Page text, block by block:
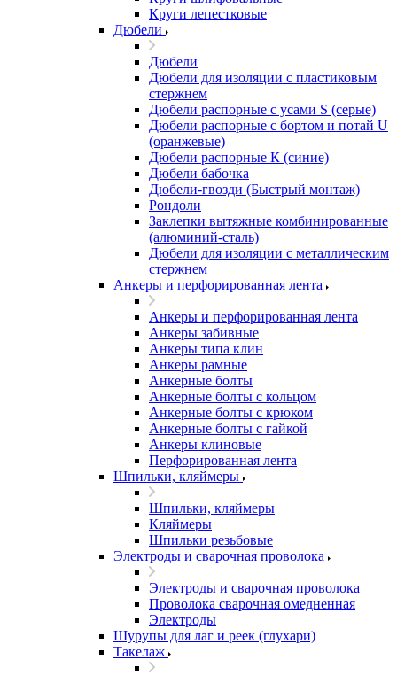
Круги лепестковые
Дюбели
Дюбели
Дюбели для изоляции с пластиковым
стержнем
Дюбели распорные с усами S (серые)
Дюбели распорные c бортом и потай U
(оранжевые)
Дюбели распорные К (синие)
Дюбели бабочка
Дюбели-гвозди (Быстрый монтаж)
Рондоли
Заклепки вытяжные комбинированные
(алюминий-сталь)
Дюбели для изоляции с металлическим
стержнем
Анкеры и перфорированная лента
Анкеры и перфорированная лента
Анкеры забивные
Анкеры типа клин
Анкеры рамные
Анкерные болты
Анкерные болты с кольцом
Анкерные болты с крюком
Анкерные болты с гайкой
Анкеры клиновые
Перфорированная лента
Шпильки, кляймеры
Шпильки, кляймеры
Кляймеры
Шпильки резьбовые
Электроды и сварочная проволока
Электроды и сварочная проволока
Проволока сварочная омедненная
Электроды
Шурупы для лаг и реек (глухари)
Такелаж